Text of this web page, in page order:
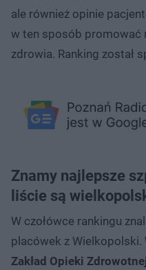
ale również opinie
w ten sposób promować
zdrowia. Ranking został
Znamy najlepsze
liście są
W czołówce rankingu
placówek z Wielkopolski.
Zakład Opieki